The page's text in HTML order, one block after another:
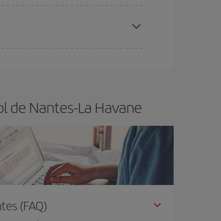
de Nantes-La Havane
(FAQ)